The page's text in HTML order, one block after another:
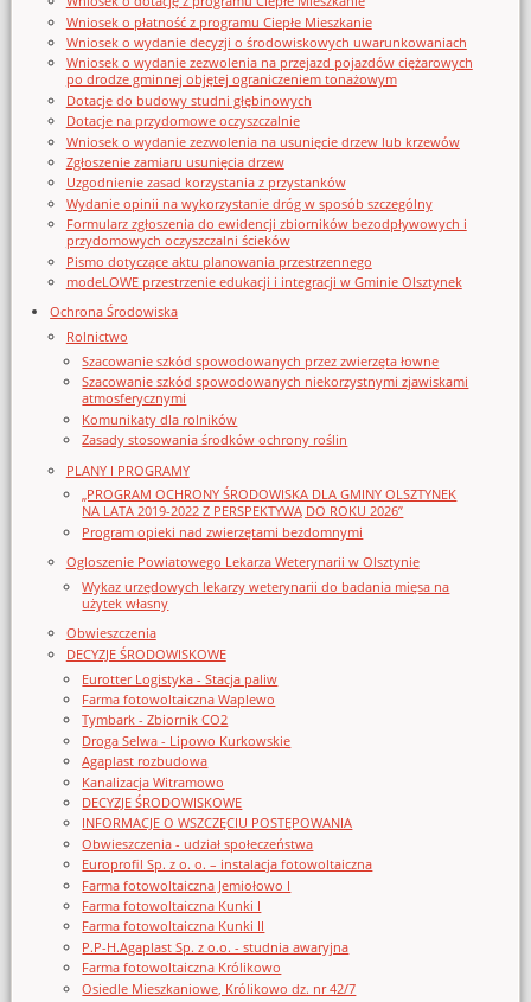
Wniosek o płatność z programu Ciepłe Mieszkanie
Wniosek o wydanie decyzji o środowiskowych uwarunkowaniach
Wniosek o wydanie zezwolenia na przejazd pojazdów ciężarowych
po drodze gminnej objętej ograniczeniem tonażowym
Dotacje do budowy studni głębinowych
Dotacje na przydomowe oczyszczalnie
Wniosek o wydanie zezwolenia na usunięcie drzew lub krzewów
Zgłoszenie zamiaru usunięcia drzew
Uzgodnienie zasad korzystania z przystanków
Wydanie opinii na wykorzystanie dróg w sposób szczególny
Formularz zgłoszenia do ewidencji zbiorników bezodpływowych i
przydomowych oczyszczalni ścieków
Pismo dotyczące aktu planowania przestrzennego
modeLOWE przestrzenie edukacji i integracji w Gminie Olsztynek
Ochrona Środowiska
Rolnictwo
Szacowanie szkód spowodowanych przez zwierzęta łowne
Szacowanie szkód spowodowanych niekorzystnymi zjawiskami
atmosferycznymi
Komunikaty dla rolników
Zasady stosowania środków ochrony roślin
PLANY I PROGRAMY
„PROGRAM OCHRONY ŚRODOWISKA DLA GMINY OLSZTYNEK
NA LATA 2019-2022 Z PERSPEKTYWĄ DO ROKU 2026”
Program opieki nad zwierzętami bezdomnymi
Ogloszenie Powiatowego Lekarza Weterynarii w Olsztynie
Wykaz urzędowych lekarzy weterynarii do badania mięsa na
użytek własny
Obwieszczenia
DECYZJE ŚRODOWISKOWE
Eurotter Logistyka - Stacja paliw
Farma fotowoltaiczna Waplewo
Tymbark - Zbiornik CO2
Droga Selwa - Lipowo Kurkowskie
Agaplast rozbudowa
Kanalizacja Witramowo
DECYZJE ŚRODOWISKOWE
INFORMACJE O WSZCZĘCIU POSTĘPOWANIA
Obwieszczenia - udział społeczeństwa
Europrofil Sp. z o. o. – instalacja fotowoltaiczna
Farma fotowoltaiczna Jemiołowo I
Farma fotowoltaiczna Kunki I
Farma fotowoltaiczna Kunki II
P.P-H.Agaplast Sp. z o.o. - studnia awaryjna
Farma fotowoltaiczna Królikowo
Osiedle Mieszkaniowe, Królikowo dz. nr 42/7